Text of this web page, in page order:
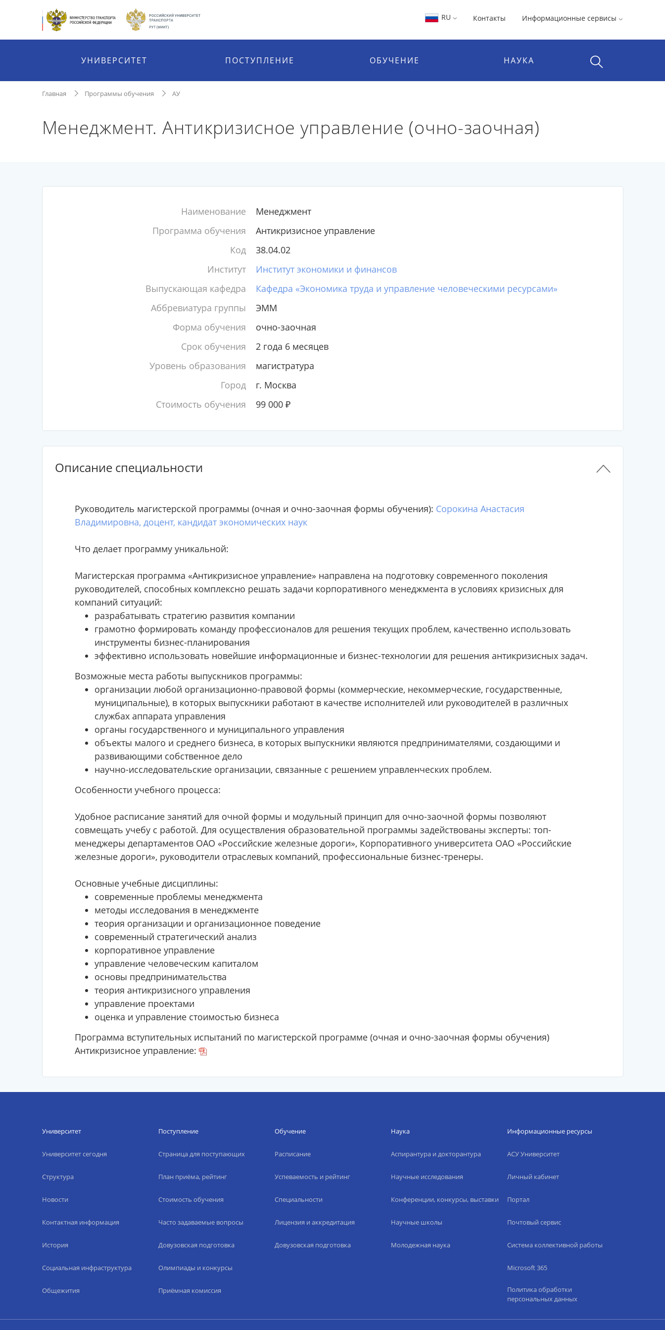
RU Контакты Информационные сервисы
УНИВЕРСИТЕТ ПОСТУПЛЕНИЕ ОБУЧЕНИЕ НАУКА
Главная Программы обучения АУ
Менеджмент. Антикризисное управление (очно-заочная)
Наименование
Менеджмент
Программа обучения
Антикризисное управление
Код
38.04.02
Институт
Институт экономики и финансов
Выпускающая кафедра
Кафедра «Экономика труда и управление человеческими ресурсами»
Аббревиатура группы
ЭММ
Форма обучения
очно-заочная
Срок обучения
2 года 6 месяцев
Уровень образования
магистратура
Город
г. Москва
Стоимость обучения
99 000 ₽
Описание специальности
Руководитель магистерской программы (очная и очно-заочная формы обучения): Сорокина Анастасия
Владимировна, доцент, кандидат экономических наук
Что делает программу уникальной:
Магистерская программа «Антикризисное управление» направлена на подготовку современного поколения
руководителей, способных комплексно решать задачи корпоративного менеджмента в условиях кризисных для
компаний ситуаций:
разрабатывать стратегию развития компании
грамотно формировать команду профессионалов для решения текущих проблем, качественно использовать
инструменты бизнес-планирования
эффективно использовать новейшие информационные и бизнес-технологии для решения антикризисных задач.
Возможные места работы выпускников программы:
организации любой организационно-правовой формы (коммерческие, некоммерческие, государственные,
муниципальные), в которых выпускники работают в качестве исполнителей или руководителей в различных
службах аппарата управления
органы государственного и муниципального управления
объекты малого и среднего бизнеса, в которых выпускники являются предпринимателями, создающими и
развивающими собственное дело
научно-исследовательские организации, связанные с решением управленческих проблем.
Особенности учебного процесса:
Удобное расписание занятий для очной формы и модульный принцип для очно-заочной формы позволяют
совмещать учебу с работой. Для осуществления образовательной программы задействованы эксперты: топ-
менеджеры департаментов ОАО «Российские железные дороги», Корпоративного университета ОАО «Российские
железные дороги», руководители отраслевых компаний, профессиональные бизнес-тренеры.
Основные учебные дисциплины:
современные проблемы менеджмента
методы исследования в менеджменте
теория организации и организационное поведение
современный стратегический анализ
корпоративное управление
управление человеческим капиталом
основы предпринимательства
теория антикризисного управления
управление проектами
оценка и управление стоимостью бизнеса
Программа вступительных испытаний по магистерской программе (очная и очно-заочная формы обучения)
Антикризисное управление:
Университет
Университет сегодня
Структура
Новости
Контактная информация
История
Социальная инфраструктура
Общежития
Поступление
Страница для поступающих
План приёма, рейтинг
Стоимость обучения
Часто задаваемые вопросы
Довузовская подготовка
Олимпиады и конкурсы
Приёмная комиссия
Обучение
Расписание
Успеваемость и рейтинг
Специальности
Лицензия и аккредитация
Довузовская подготовка
Наука
Аспирантура и докторантура
Научные исследования
Конференции, конкурсы, выставки
Научные школы
Молодежная наука
Информационные ресурсы
АСУ Университет
Личный кабинет
Портал
Почтовый сервис
Система коллективной работы
Microsoft 365
Политика обработки
персональных данных